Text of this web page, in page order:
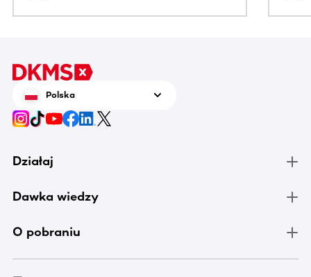
Polska
Działaj
Dawka wiedzy
O pobraniu